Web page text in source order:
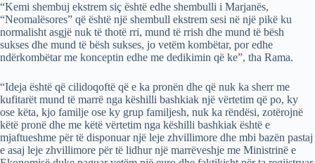
“Kemi shembuj ekstrem siç është edhe shembulli i Marjanës,
“Neomalësores” që është një shembull ekstrem sesi në një pikë ku
normalisht asgjë nuk të thotë rri, mund të rrish dhe mund të bësh
sukses dhe mund të bësh sukses, jo vetëm kombëtar, por edhe
ndërkombëtar me konceptin edhe me dedikimin që ke”, tha Rama.
“Ideja është që cilidoqoftë që e ka pronën dhe që nuk ka sherr me
kufitarët mund të marrë nga këshilli bashkiak një vërtetim që po, ky
ose këta, kjo familje ose ky grup familjesh, nuk ka rëndësi, zotërojnë
këtë pronë dhe me këtë vërtetim nga këshilli bashkiak është e
mjaftueshme për të disponuar një leje zhvillimore dhe mbi bazën pastaj
e asaj leje zhvillimore për të lidhur një marrëveshje me Ministrinë e